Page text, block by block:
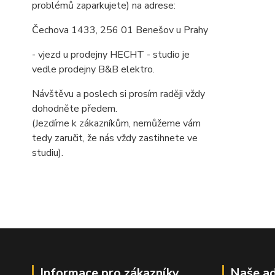
problémů zaparkujete) na adrese:
Čechova 1433, 256 01 Benešov u Prahy
- vjezd u prodejny HECHT - studio je
vedle prodejny B&B elektro.
Návštěvu a poslech si prosím raději vždy
dohodněte předem.
(Jezdíme k zákazníkům, nemůžeme vám
tedy zaručit, že nás vždy zastihnete ve
studiu).